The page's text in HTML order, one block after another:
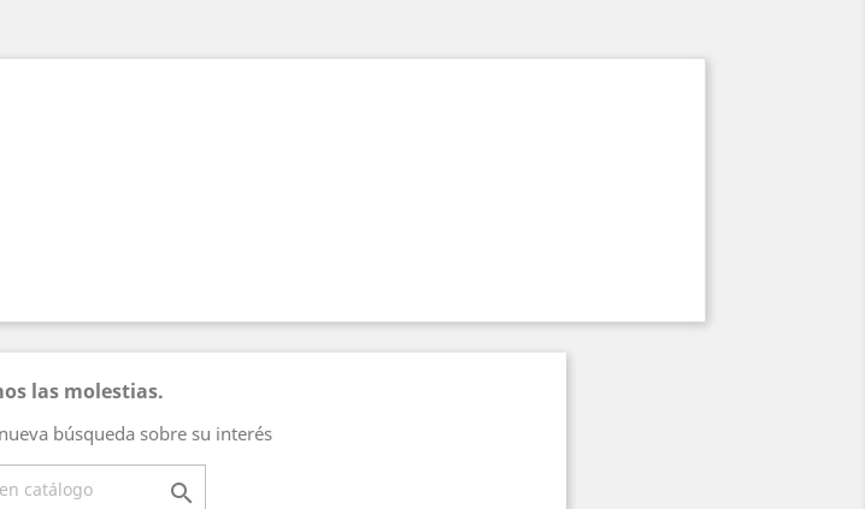
las molestias.
búsqueda sobre su interés
